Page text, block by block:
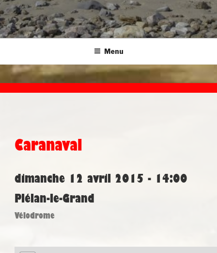
Menu
Caranaval
dimanche 12 avril 2015 - 14:00
Plélan-le-Grand
Vélodrome